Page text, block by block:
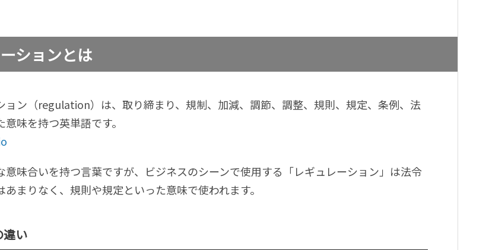
ションとは
ョン（regulation）は、取り締まり、規制、加減、調節、調整、規則、規定、条例、法
味を持つ英単語です。
意味合いを持つ言葉ですが、ビジネスのシーンで使用する「レギュレーション」は法令
あまりなく、規則や規定といった意味で使われます。
違い